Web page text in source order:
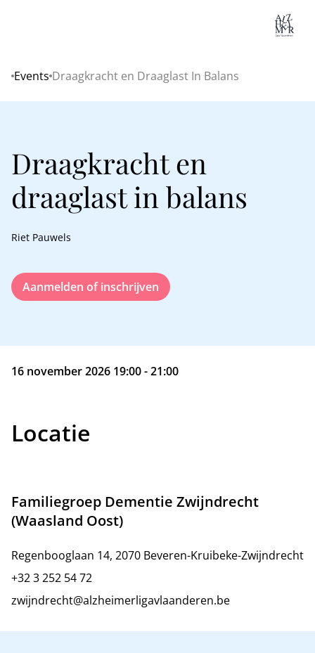
Home
Events Draagkracht en Draaglast In Balans
Draagkracht en
draaglast in balans
Riet Pauwels
Aanmelden of inschrijven
16 november 2026 19:00 - 21:00
Locatie
Familiegroep Dementie Zwijndrecht
(Waasland Oost)
Regenbooglaan 14, 2070 Beveren-Kruibeke-Zwijndrecht
+32 3 252 54 72
zwijndrecht@alzheimerligavlaanderen.be